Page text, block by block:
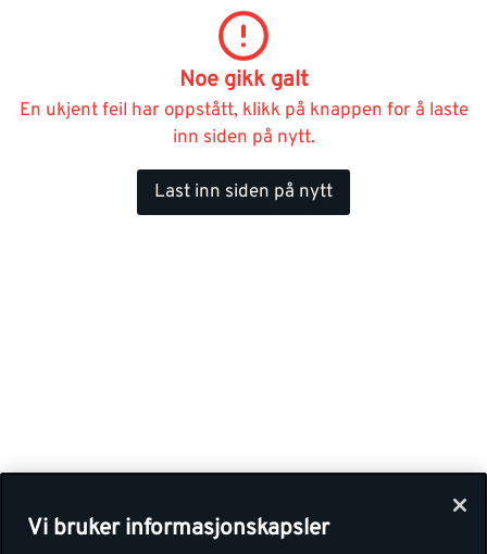
Noe gikk galt
En ukjent feil har oppstått, klikk på knappen for å laste
inn siden på nytt.
Last inn siden på nytt
Vi bruker informasjonskapsler